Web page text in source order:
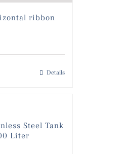
ribbon
Details
Steel Tank
Liter